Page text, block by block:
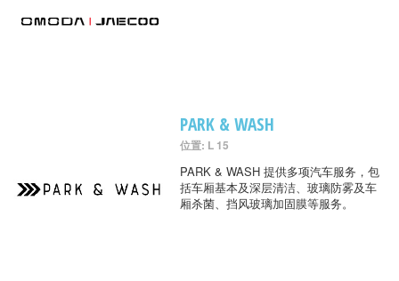
PARK & WASH
位置: L 15
PARK & WASH 提供多项汽车服务，包
括车厢基本及深层清洁、玻璃防雾及车
厢杀菌、挡风玻璃加固膜等服务。